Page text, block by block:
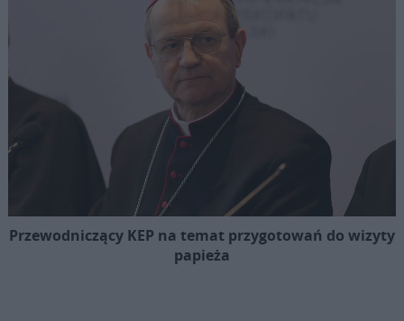
Przewodniczący KEP na temat przygotowań do wizyty
papieża